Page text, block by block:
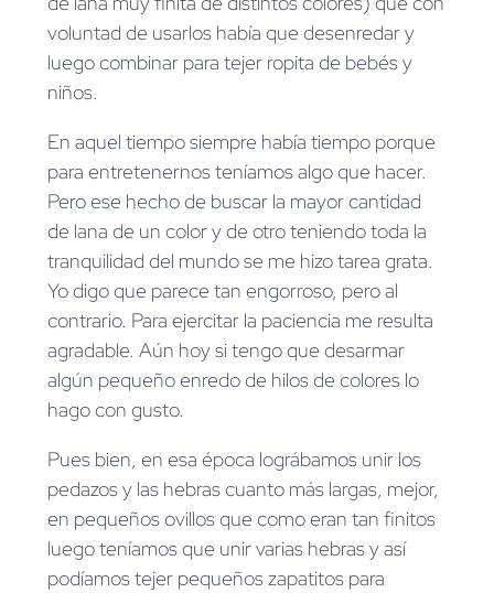
voluntad de usarlos había que desenredar y
luego combinar para tejer ropita de bebés y
niños.
En aquel tiempo siempre había tiempo porque
para entretenernos teníamos algo que hacer.
Pero ese hecho de buscar la mayor cantidad
de lana de un color y de otro teniendo toda la
tranquilidad del mundo se me hizo tarea grata.
Yo digo que parece tan engorroso, pero al
contrario. Para ejercitar la paciencia me resulta
agradable. Aún hoy si tengo que desarmar
algún pequeño enredo de hilos de colores lo
hago con gusto.
Pues bien, en esa época lográbamos unir los
pedazos y las hebras cuanto más largas, mejor,
en pequeños ovillos que como eran tan finitos
luego teníamos que unir varias hebras y así
podíamos tejer pequeños zapatitos para